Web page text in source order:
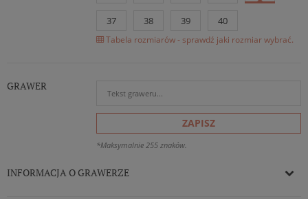
37 38 39 40
Tabela rozmiarów - sprawdź jaki rozmiar wybrać.
GRAWER
ZAPISZ
*Maksymalnie 255 znaków.
INFORMACJA O GRAWERZE